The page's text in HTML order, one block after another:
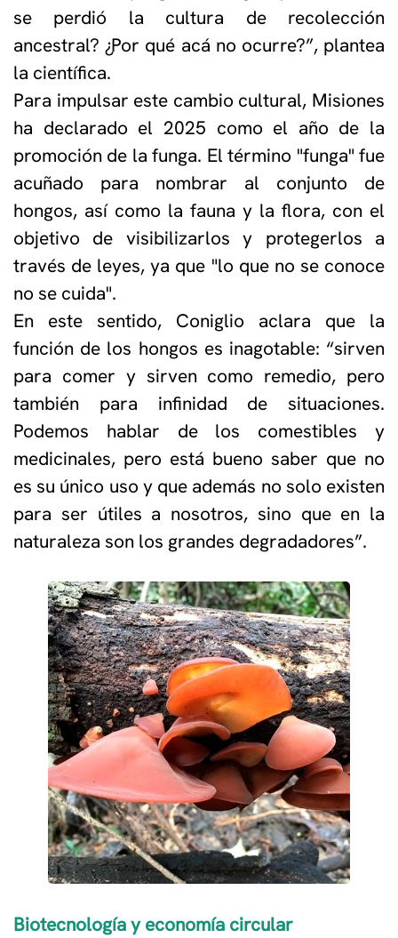
se perdió la cultura de recolección
ancestral? ¿Por qué acá no ocurre?”, plantea
la científica.
Para impulsar este cambio cultural, Misiones
ha declarado el 2025 como el año de la
promoción de la funga. El término "funga" fue
acuñado para nombrar al conjunto de
hongos, así como la fauna y la flora, con el
objetivo de visibilizarlos y protegerlos a
través de leyes, ya que "lo que no se conoce
no se cuida".
En este sentido, Coniglio aclara que la
función de los hongos es inagotable: “sirven
para comer y sirven como remedio, pero
también para infinidad de situaciones.
Podemos hablar de los comestibles y
medicinales, pero está bueno saber que no
es su único uso y que además no solo existen
para ser útiles a nosotros, sino que en la
naturaleza son los grandes degradadores”.
Biotecnología y economía circular